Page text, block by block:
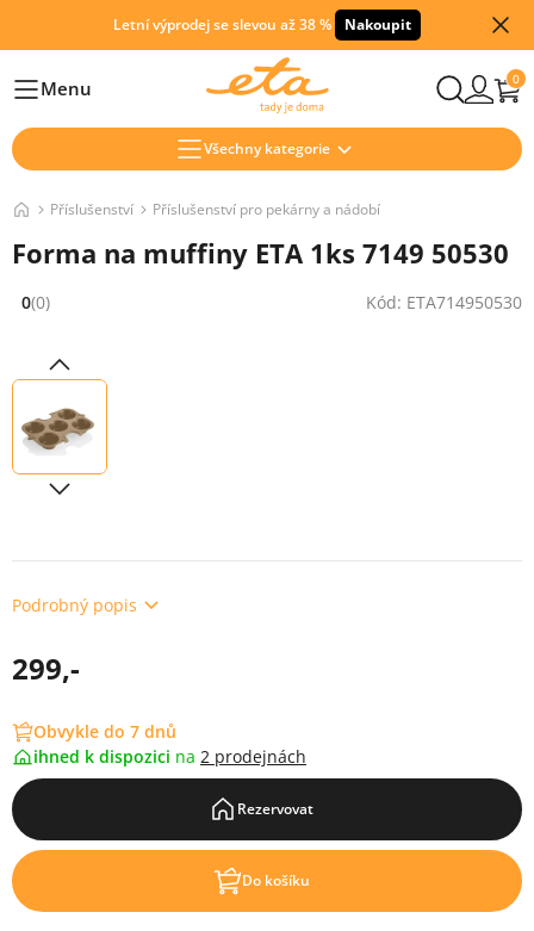
Letní výprodej se slevou až 38 % Nakoupit
HlavníMenu 0
Všechny kategorie
Příslušenství Příslušenství pro pekárny a nádobí
Forma na muffiny ETA 1ks 7149 50530
Hodnocení: 0 z 5 (0 recenzí)
0(0) Kód: ETA714950530
Podrobný popis
299,-
Obvykle do 7 dnů
ihned k dispozici na 2 prodejnách
Rezervovat
Do košíku